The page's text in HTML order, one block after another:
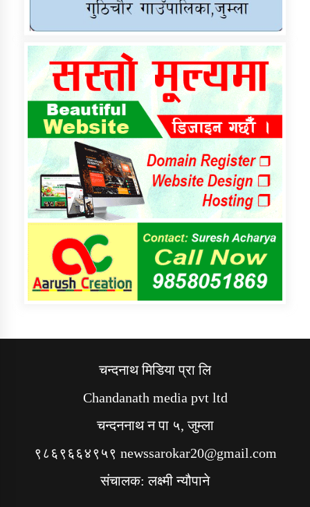
चन्दनाथ मिडिया प्रा लि
Chandanath media pvt ltd
चन्दननाथ न पा ५, जुम्ला
९८६९६६४९५९ newssarokar20@gmail.com
संचालक: लक्ष्मी न्यौपाने